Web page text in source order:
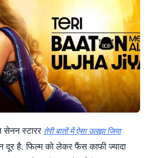
सेनन स्टारर तेरी बातों में ऐसा उलझा जिया
दूर है. फिल्म को लेकर फैंस काफी ज्यादा